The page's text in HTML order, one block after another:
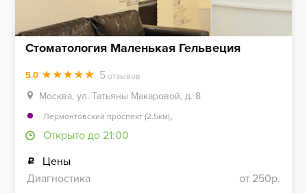
Стоматология Маленькая Гельвеция
5.0 5 отзывов
Москва, ул. Татьяны Макаровой, д. 8
Лермонтовский проспект (2.5км),
Открыто до 21:00
Цены
Диагностика
от 250р.